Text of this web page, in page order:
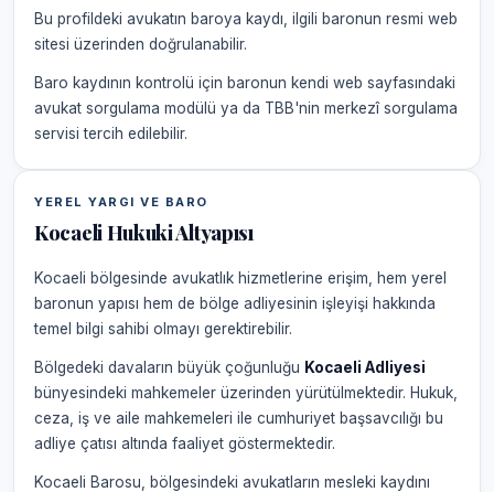
Bu profildeki avukatın baroya kaydı, ilgili baronun resmi web
sitesi üzerinden doğrulanabilir.
Baro kaydının kontrolü için baronun kendi web sayfasındaki
avukat sorgulama modülü ya da TBB'nin merkezî sorgulama
servisi tercih edilebilir.
YEREL YARGI VE BARO
Kocaeli Hukuki Altyapısı
Kocaeli bölgesinde avukatlık hizmetlerine erişim, hem yerel
baronun yapısı hem de bölge adliyesinin işleyişi hakkında
temel bilgi sahibi olmayı gerektirebilir.
Bölgedeki davaların büyük çoğunluğu Kocaeli Adliyesi
bünyesindeki mahkemeler üzerinden yürütülmektedir. Hukuk,
ceza, iş ve aile mahkemeleri ile cumhuriyet başsavcılığı bu
adliye çatısı altında faaliyet göstermektedir.
Kocaeli Barosu, bölgesindeki avukatların mesleki kaydını